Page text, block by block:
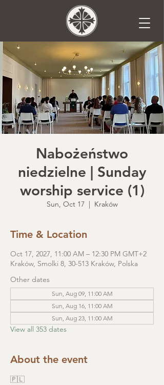
Nabożeństwo
niedzielne | Sunday
worship service (1)
Sun, Oct 17
  |
Kraków
Time & Location
Oct 17, 2027, 11:00 AM – 12:30 PM GMT+2
Kraków, Smolki 8, 30-513 Kraków, Polska
Other dates
Sun, Aug 09, 11:00 AM
Sun, Aug 16, 11:00 AM
Sun, Aug 23, 11:00 AM
View all 353 dates
About the event
🇵🇱